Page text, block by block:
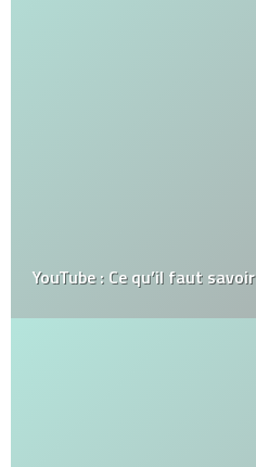
YouTube : Ce qu’il faut savoir